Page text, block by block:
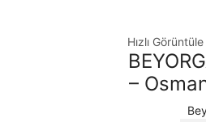
Hızlı Görüntüle
–